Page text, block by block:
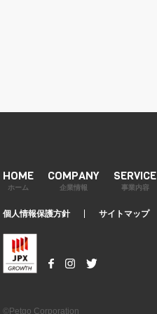
HOME
ホーム
COMPANY
企業情報
SERVICE
事業内容
個人情報保護方針 サイトマップ
©Petgo Corporation